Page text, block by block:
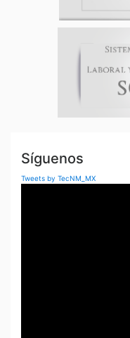
Síguenos
Tweets by TecNM_MX